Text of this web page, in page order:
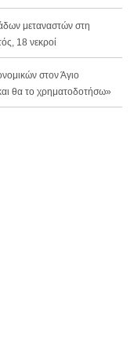
μεταναστών στη
18 νεκροί
στον Άγιο
θα το χρηματοδοτήσω»